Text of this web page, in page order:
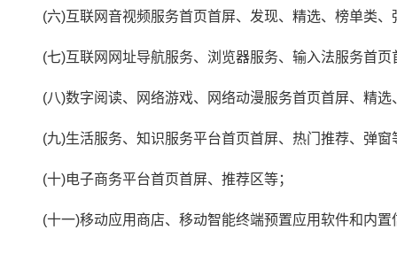
(六)互联网音视频服务首页首屏、发现、精选、榜单类、
(七)互联网网址导航服务、浏览器服务、输入法服务首页
(八)数字阅读、网络游戏、网络动漫服务首页首屏、精选
(九)生活服务、知识服务平台首页首屏、热门推荐、弹窗
(十)电子商务平台首页首屏、推荐区等；
(十一)移动应用商店、移动智能终端预置应用软件和内置